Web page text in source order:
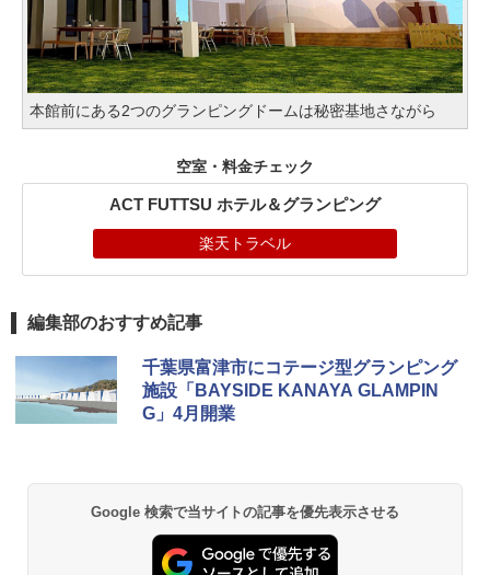
本館前にある2つのグランピングドームは秘密基地さながら
空室・料金チェック
ACT FUTTSU ホテル＆グランピング
楽天トラベル
編集部のおすすめ記事
千葉県富津市にコテージ型グランピング
施設「BAYSIDE KANAYA GLAMPIN
G」4月開業
Google 検索で当サイトの記事を優先表示させる